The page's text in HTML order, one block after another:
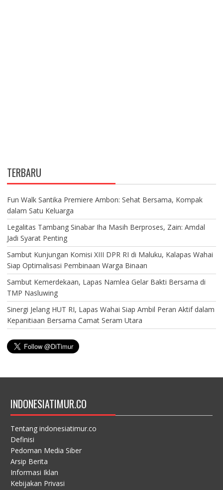
TERBARU
Fun Walk Santika Premiere Ambon: Sehat Bersama, Kompak
dalam Satu Keluarga
Legalitas Tambang Sinabar Iha Masih Berproses, Zain: Amdal
Jadi Syarat Penting
Sambut Kunjungan Komisi XIII DPR RI di Maluku, Kalapas Wahai
Siap Optimalisasi Pembinaan Warga Binaan
Sambut Kemerdekaan, Lapas Namlea Gelar Bakti Bersama di
TMP Nasluwing
Sinergi Jelang HUT RI, Lapas Wahai Siap Ambil Peran Aktif dalam
Kepanitiaan Bersama Camat Seram Utara
INDONESIATIMUR.CO
Tentang indonesiatimur.co
Definisi
Pedoman Media Siber
Arsip Berita
Informasi Iklan
Kebijakan Privasi